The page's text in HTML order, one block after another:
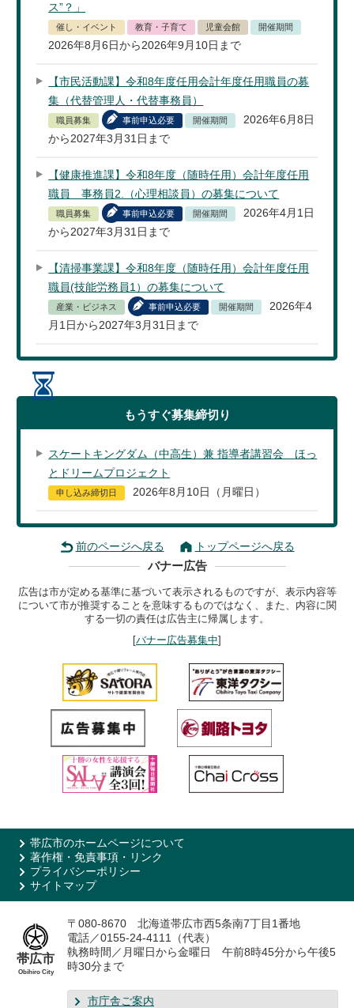
ス”？」
催し・イベント 教育・子育て 児童会館 開催期間
2026年8月6日から2026年9月10日まで
【市民活動課】令和8年度任用会計年度任用職員の募
集（代替管理人・代替事務員）
職員募集 事前申込必要 開催期間
2026年6月8日
から2027年3月31日まで
【健康推進課】令和8年度（随時任用）会計年度任用
職員 事務員2.（心理相談員）の募集について
職員募集 事前申込必要 開催期間
2026年4月1日
から2027年3月31日まで
【清掃事業課】令和8年度（随時任用）会計年度任用
職員(技能労務員1）の募集について
産業・ビジネス 事前申込必要 開催期間
2026年4
月1日から2027年3月31日まで
もうすぐ募集締切り
スケートキングダム（中高生）兼 指導者講習会 ほっ
とドリームプロジェクト
申し込み締切日 2026年8月10日（月曜日）
前のページへ戻る トップページへ戻る
バナー広告
広告は市が定める基準に基づいて表示されるものですが、表示内容等
について市が推奨することを意味するものではなく、また、内容に関
する一切の責任は広告主に帰属します。
[バナー広告募集中]
帯広市のホームページについて
著作権・免責事項・リンク
プライバシーポリシー
サイトマップ
帯広市
Obihiro City
〒080-8670 北海道帯広市西5条南7丁目1番地
電話／0155-24-4111（代表）
執務時間／月曜日から金曜日 午前8時45分から午後5
時30分まで
市庁舎ご案内